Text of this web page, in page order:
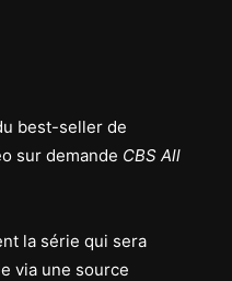
best-seller de
sur demande CBS All
la série qui sera
via une source